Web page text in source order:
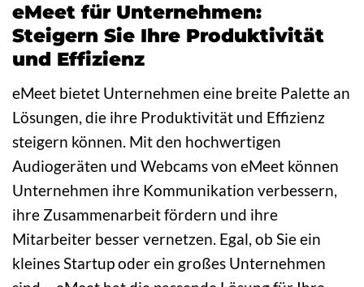
eMeet für Unternehmen:
Steigern Sie Ihre Produktivität
und Effizienz
eMeet bietet Unternehmen eine breite Palette an
Lösungen, die ihre Produktivität und Effizienz
steigern können. Mit den hochwertigen
Audiogeräten und Webcams von eMeet können
Unternehmen ihre Kommunikation verbessern,
ihre Zusammenarbeit fördern und ihre
Mitarbeiter besser vernetzen. Egal, ob Sie ein
kleines Startup oder ein großes Unternehmen